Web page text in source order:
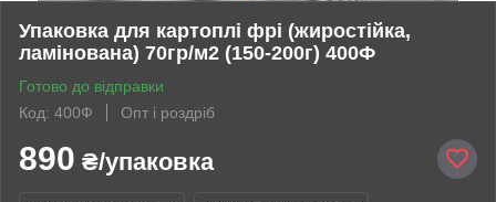
Упаковка для картоплі фрі (жиростійка,
ламінована) 70гр/м2 (150-200г) 400Ф
Готово до відправки
Код: 400Ф
Опт і роздріб
890 ₴/упаковка